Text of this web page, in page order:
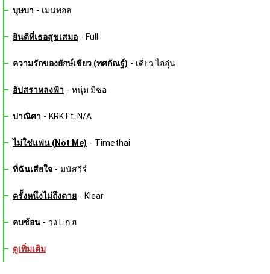
บุษบา - เมนทอล
ยินดีที่เธอสุขเสมอ - Full
ความรักของยักษ์เขียว (ทศกัณฐ์) - เดี่ยว ไออุ่น
อัปสราหลงฟ้า - หนุ่ม มีซอ
ปาณิศา - KRK Ft. N/A
ไม่ใช่แฟน (Not Me) - Timethai
ที่ฉันเสียใจ - มนัสวีร์
ครั้งหนึ่งไม่ถึงตาย - Klear
คบซ้อน - วง L.ก.ฮ
ดูเพิ่มเติม